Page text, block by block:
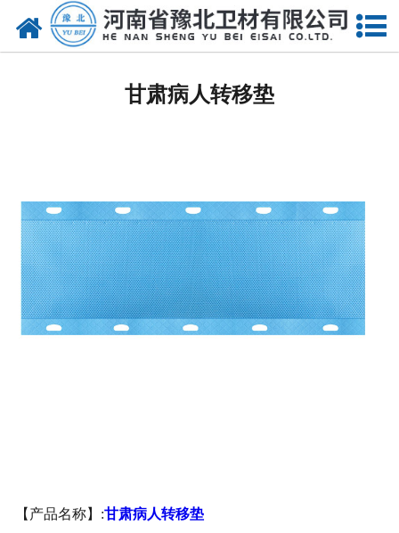
网站首页
甘肃医用棉签
甘肃显影纱布
甘肃医用口罩帽
甘肃医用包类
甘肃其他卫材
甘肃病人转移垫
【产品名称】:甘肃病人转移垫